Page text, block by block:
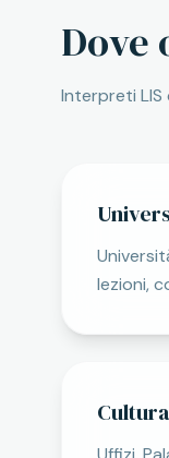
Dove
Interpreti
lezioni,